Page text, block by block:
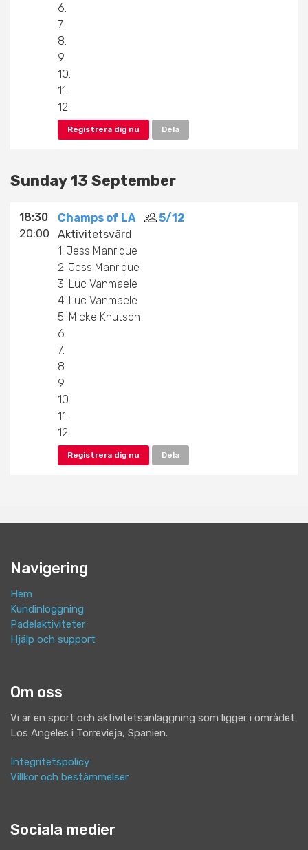
6.
7.
8.
9.
10.
11.
12.
Registrera dig nu Dela
Sunday 13 September
18:30
20:00
Champs of LA
5/12
Aktivitetsvärd
1. Jess Manrique
2. Jess Manrique
3. Luc Vanmaele
4. Luc Vanmaele
5. Micke Knutson
6.
7.
8.
9.
10.
11.
12.
Registrera dig nu Dela
Navigering
Hem
Kundinloggning
Padelaktiviteter
Hjälp och support
Om oss
Vi är en sport och aktivitetsanläggning som ligger i området
Los Angeles i Torrevieja, Spanien.
Integritetspolicy
Villkor och bestämmelser
Sociala medier